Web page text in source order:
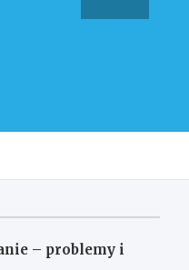
– problemy i